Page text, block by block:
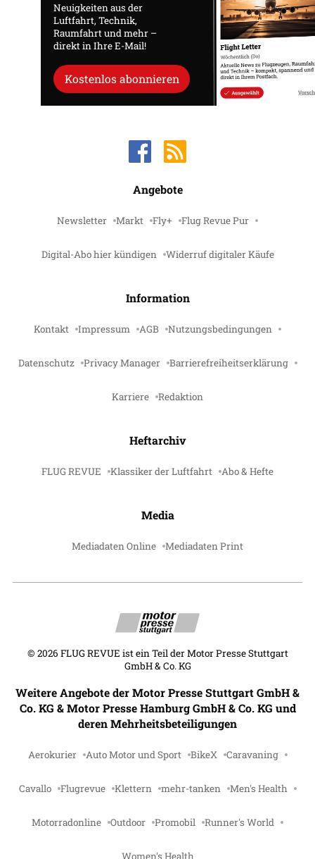
Neuigkeiten aus der
Luftfahrt, Technik,
Raumfahrt und mehr –
direkt in Ihre E-Mail!
Kostenlos abonnieren
Angebote
Newsletter Markt Fly+ Flug Revue Pur
Digital-Abo hier kündigen Widerruf digitaler Käufe
Information
Kontakt Impressum AGB Nutzungsbedingungen
Datenschutz Privacy Manager Barrierefreiheitserklärung
Karriere Redaktion
Heftarchiv
FLUG REVUE Klassiker der Luftfahrt Abo & Hefte
Media
Mediadaten Online Mediadaten Print
© 2026 FLUG REVUE ist ein Teil der Motor Presse Stuttgart
GmbH & Co. KG
Weitere Angebote der Motor Presse Stuttgart GmbH &
Co. KG & Motor Presse Hamburg GmbH & Co. KG und
deren Mehrheitsbeteiligungen
Aerokurier Auto Motor und Sport BikeX Caravaning
Cavallo Flugrevue Klettern mehr-tanken Men's Health
Motorradonline Outdoor Promobil Runner's World
Women's Health